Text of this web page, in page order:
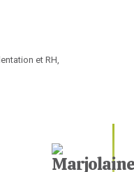
et RH,